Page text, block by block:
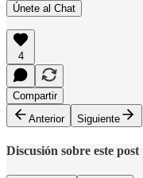
Únete al Chat
4
Compartir
Anterior
Siguiente
Discusión sobre este post